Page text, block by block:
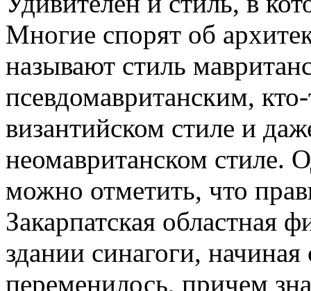
Многие спорят об
называют стиль
псевдомавританским,
византийском стиле и
неомавританском стиле.
можно отметить, что
Закарпатская областная
здании синагоги,
переменилось, причем